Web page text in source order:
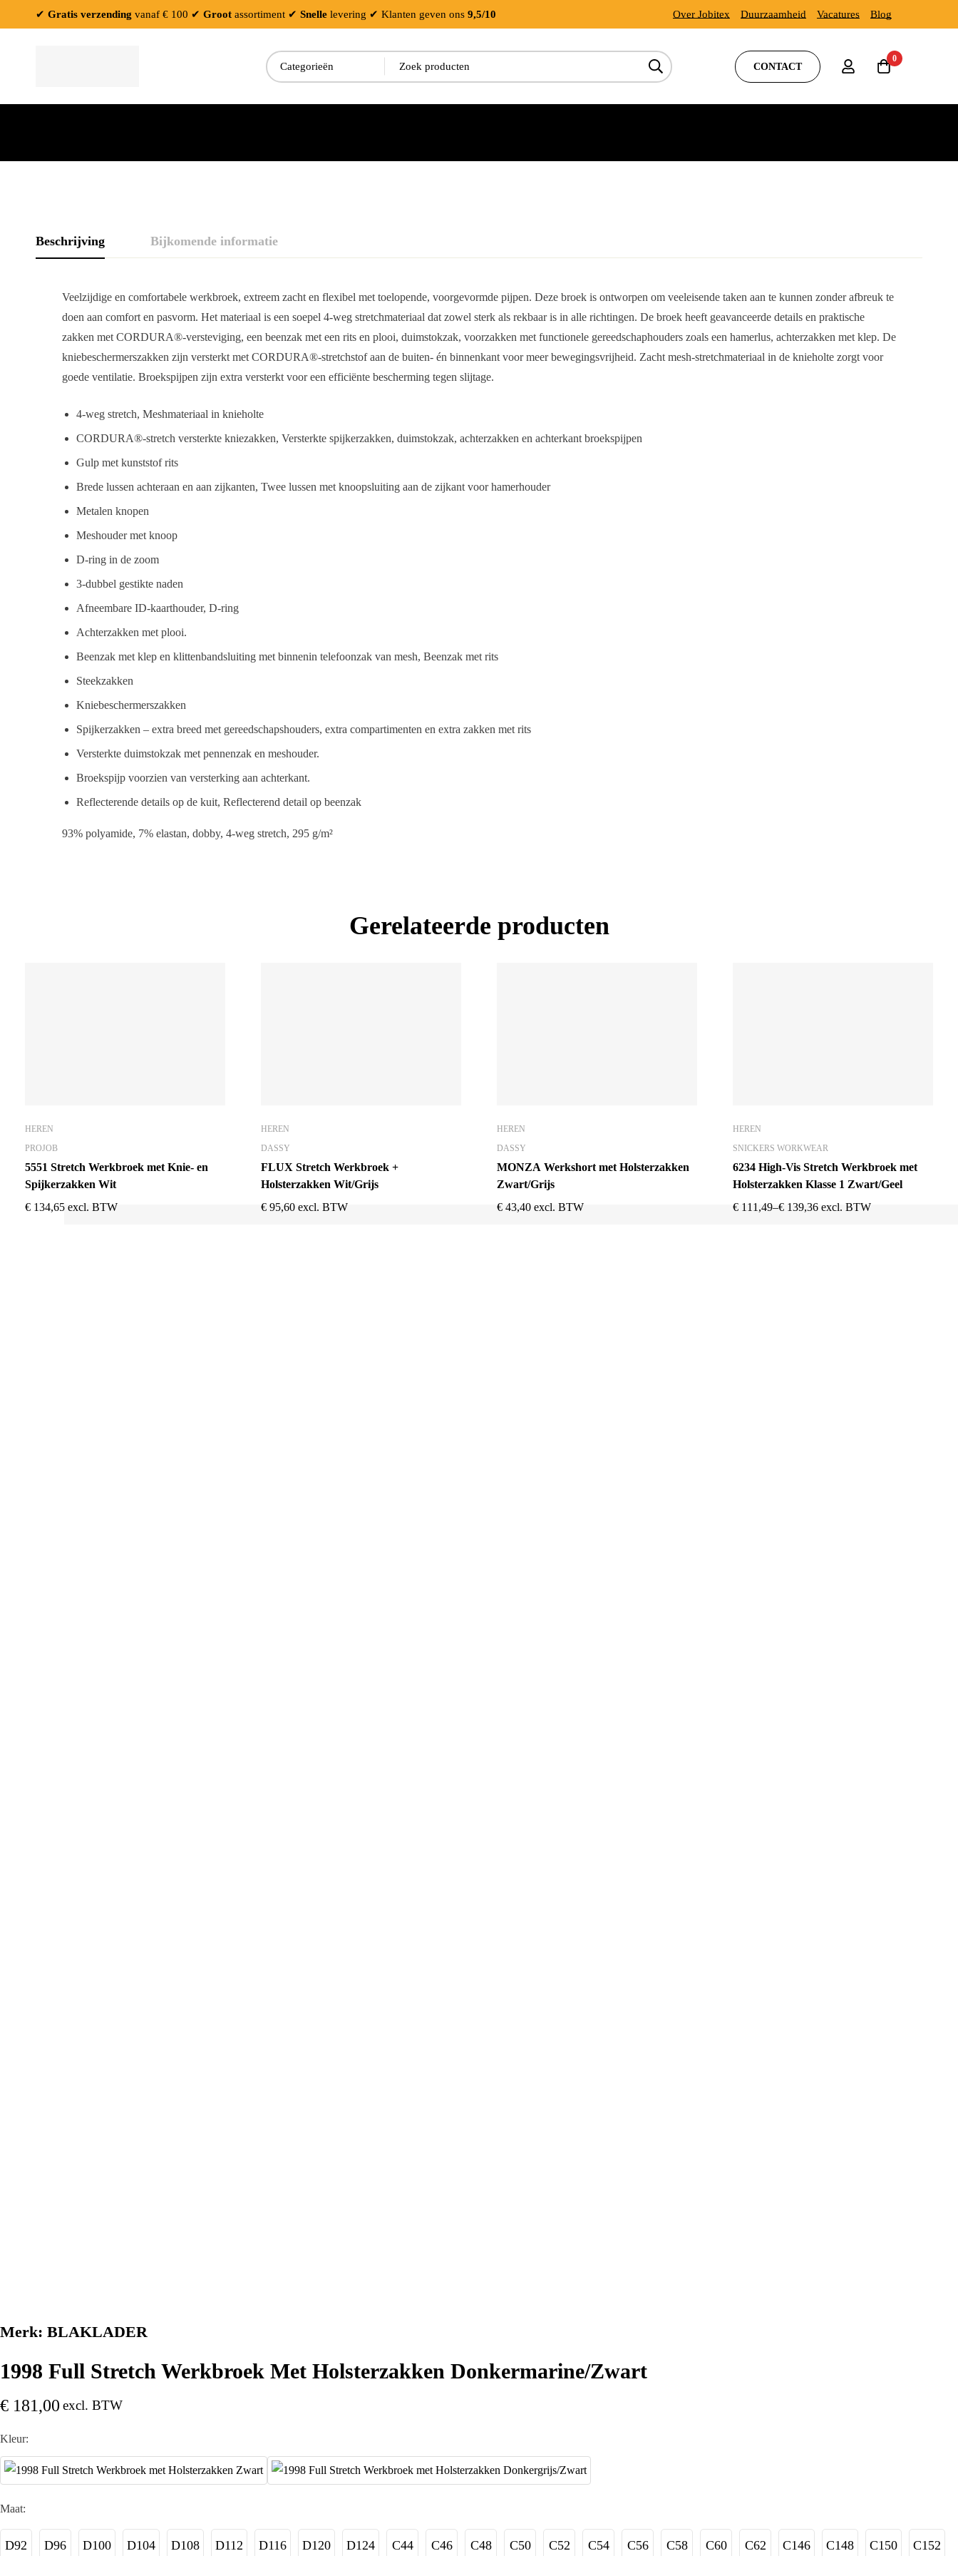
✔ Gratis verzending vanaf € 100 ✔ Groot assortiment ✔ Snelle levering ✔ Klanten geven ons 9,5/10 Over Jobitex Duurzaamheid Vacatures Blog
Zoeken:
CONTACT
0
Beschrijving Bijkomende informatie
Veelzijdige en comfortabele werkbroek, extreem zacht en flexibel met toelopende, voorgevormde pijpen. Deze broek is ontworpen om veeleisende taken aan te kunnen zonder afbreuk te
doen aan comfort en pasvorm. Het materiaal is een soepel 4-weg stretchmateriaal dat zowel sterk als rekbaar is in alle richtingen. De broek heeft geavanceerde details en praktische
zakken met CORDURA®-versteviging, een beenzak met een rits en plooi, duimstokzak, voorzakken met functionele gereedschaphouders zoals een hamerlus, achterzakken met klep. De
kniebeschermerszakken zijn versterkt met CORDURA®-stretchstof aan de buiten- én binnenkant voor meer bewegingsvrijheid. Zacht mesh-stretchmateriaal in de knieholte zorgt voor
goede ventilatie. Broekspijpen zijn extra versterkt voor een efficiënte bescherming tegen slijtage.
4-weg stretch, Meshmateriaal in knieholte
CORDURA®-stretch versterkte kniezakken, Versterkte spijkerzakken, duimstokzak, achterzakken en achterkant broekspijpen
Gulp met kunststof rits
Brede lussen achteraan en aan zijkanten, Twee lussen met knoopsluiting aan de zijkant voor hamerhouder
Metalen knopen
Meshouder met knoop
D-ring in de zoom
3-dubbel gestikte naden
Afneembare ID-kaarthouder, D-ring
Achterzakken met plooi.
Beenzak met klep en klittenbandsluiting met binnenin telefoonzak van mesh, Beenzak met rits
Steekzakken
Kniebeschermerszakken
Spijkerzakken – extra breed met gereedschapshouders, extra compartimenten en extra zakken met rits
Versterkte duimstokzak met pennenzak en meshouder.
Broekspijp voorzien van versterking aan achterkant.
Reflecterende details op de kuit, Reflecterend detail op beenzak
93% polyamide, 7% elastan, dobby, 4-weg stretch, 295 g/m²
Gerelateerde producten
HEREN
PROJOB
5551 Stretch Werkbroek met Knie- en
Spijkerzakken Wit
€ 134,65 excl. BTW
HEREN
DASSY
FLUX Stretch Werkbroek +
Holsterzakken Wit/Grijs
€ 95,60 excl. BTW
HEREN
DASSY
MONZA Werkshort met Holsterzakken
Zwart/Grijs
€ 43,40 excl. BTW
HEREN
SNICKERS WORKWEAR
6234 High-Vis Stretch Werkbroek met
Holsterzakken Klasse 1 Zwart/Geel
€ 111,49–€ 139,36 excl. BTW
Merk: BLAKLADER
1998 Full Stretch Werkbroek Met Holsterzakken Donkermarine/Zwart
€ 181,00 excl. BTW
Kleur:
Maat:
D92 D96 D100 D104 D108 D112 D116 D120 D124 C44 C46 C48 C50 C52 C54 C56 C58 C60 C62 C146 C148 C150 C152